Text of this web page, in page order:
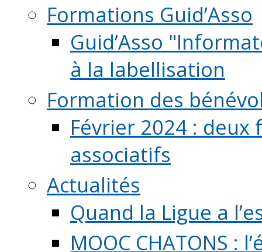
Formations Guid’Asso
Guid’Asso
à la labellisation
Formation des
Février 2024 :
associatifs
Actualités
Quand la Ligue a
MOOC CHATONS